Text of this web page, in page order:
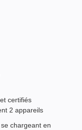
certifiés
2 appareils
chargeant en